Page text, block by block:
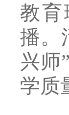
教
播。
兴师”
学质